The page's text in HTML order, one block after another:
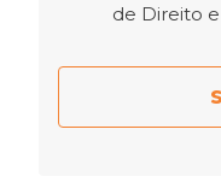
de Direito